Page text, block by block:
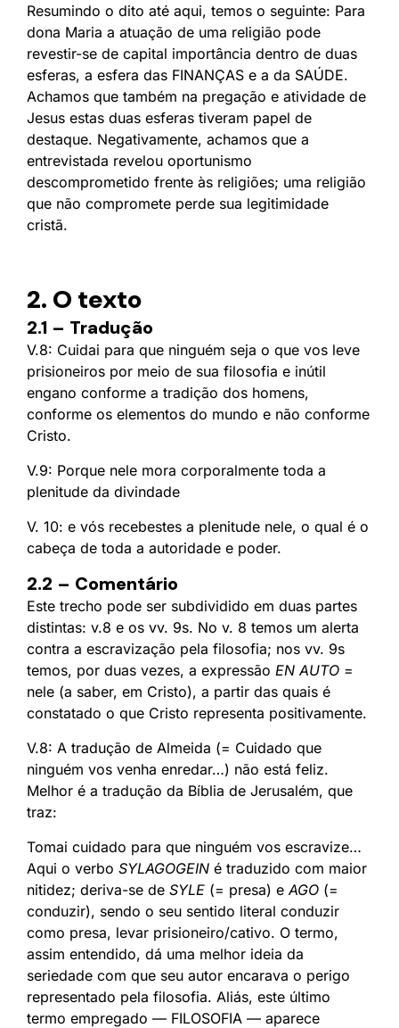
Resumindo o dito até aqui, temos o seguinte: Para
dona Maria a atuação de uma religião pode
revestir-se de capital importância dentro de duas
esferas, a esfera das FINANÇAS e a da SAÚDE.
Achamos que também na pregação e atividade de
Jesus estas duas esferas tiveram papel de
destaque. Negativamente, achamos que a
entrevistada revelou oportunismo
descomprometido frente às religiões; uma religião
que não compromete perde sua legitimidade
cristã.
2. O texto
2.1 – Tradução
V.8: Cuidai para que ninguém seja o que vos leve
prisioneiros por meio de sua filosofia e inútil
engano conforme a tradição dos homens,
conforme os elementos do mundo e não conforme
Cristo.
V.9: Porque nele mora corporalmente toda a
plenitude da divindade
V. 10: e vós recebestes a plenitude nele, o qual é o
cabeça de toda a autoridade e poder.
2.2 – Comentário
Este trecho pode ser subdividido em duas partes
distintas: v.8 e os vv. 9s. No v. 8 temos um alerta
contra a escravização pela filosofia; nos vv. 9s
temos, por duas vezes, a expressão EN AUTO =
nele (a saber, em Cristo), a partir das quais é
constatado o que Cristo representa positivamente.
V.8: A tradução de Almeida (= Cuidado que
ninguém vos venha enredar…) não está feliz.
Melhor é a tradução da Bíblia de Jerusalém, que
traz:
Tomai cuidado para que ninguém vos escravize…
Aqui o verbo SYLAGOGEIN é traduzido com maior
nitidez; deriva-se de SYLE (= presa) e AGO (=
conduzir), sendo o seu sentido literal conduzir
como presa, levar prisioneiro/cativo. O termo,
assim entendido, dá uma melhor ideia da
seriedade com que seu autor encarava o perigo
representado pela filosofia. Aliás, este último
termo empregado — FILOSOFIA — aparece